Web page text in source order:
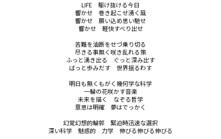
LIFE　駆け抜ける今日
響かせ　巻き起こせ湧く風
響かせ　願い込め思い馳せ
響かせ　軽快すべり出せ
苦難を油断をせづ乗り切る
尽きる事無く咲き乱れる策
ふっと湧き出る　ぐっと深み出す
ばっと歩みだす　世界揺るわす
明日も無くもがく幾何学な科学
一輪の花咲かす音楽
未来を描く　なぞる哲学
意思は明確　夢はでっかく
幻覚幻想的輪郭　緊迫時迅速な選択
深い科学　魅惑的　力学　伸びる伸びる伸びる